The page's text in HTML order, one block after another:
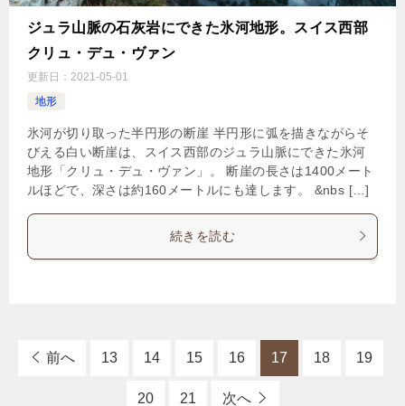
ジュラ山脈の石灰岩にできた氷河地形。スイス西部
クリュ・デュ・ヴァン
更新日： 2021-05-01
地形
氷河が切り取った半円形の断崖 半円形に弧を描きながらそ
びえる白い断崖は、スイス西部のジュラ山脈にできた氷河
地形「クリュ・デュ・ヴァン」。 断崖の長さは1400メート
ルほどで、深さは約160メートルにも達します。 &nbs […]
続きを読む
前へ 13 14 15 16 17 18 19
20 21 次へ